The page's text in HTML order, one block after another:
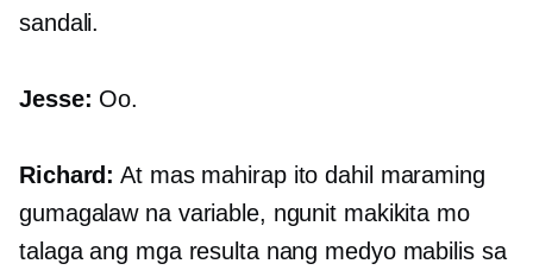
sandali.
Jesse: Oo.
Richard: At mas mahirap ito dahil maraming
gumagalaw na variable, ngunit makikita mo
talaga ang mga resulta nang medyo mabilis sa